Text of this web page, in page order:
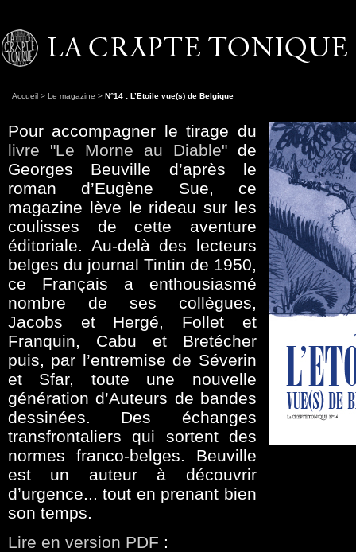
Accueil > Le magazine > N°14 : L’Etoile vue(s) de Belgique
Pour accompagner le tirage du
livre "Le Morne au Diable" de
Georges Beuville d’après le
roman d’Eugène Sue, ce
magazine lève le rideau sur les
coulisses de cette aventure
éditoriale. Au-delà des lecteurs
belges du journal Tintin de 1950,
ce Français a enthousiasmé
nombre de ses collègues,
Jacobs et Hergé, Follet et
Franquin, Cabu et Bretécher
puis, par l’entremise de Séverin
et Sfar, toute une nouvelle
génération d’Auteurs de bandes
dessinées. Des échanges
transfrontaliers qui sortent des
normes franco-belges. Beuville
est un auteur à découvrir
d’urgence... tout en prenant bien
son temps.
Lire en version PDF :